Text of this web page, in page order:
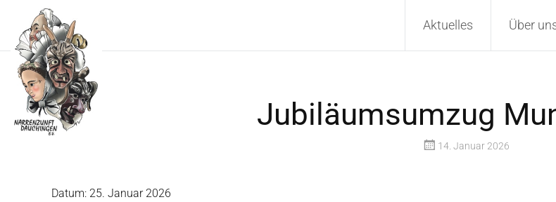
Aktuelles Über
Jubiläumsumzug
14. Januar 2026
Datum: 25. Januar 2026